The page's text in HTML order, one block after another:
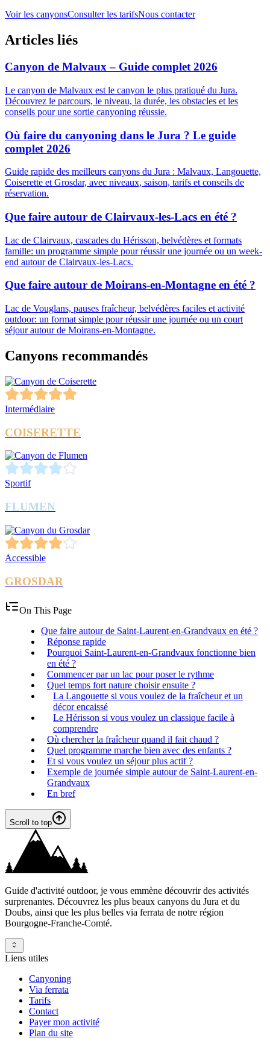
Voir les canyonsConsulter les tarifsNous contacter
Articles liés
Canyon de Malvaux – Guide complet 2026
Le canyon de Malvaux est le canyon le plus pratiqué du Jura.
Découvrez le parcours, le niveau, la durée, les obstacles et les
conseils pour une sortie canyoning réussie.
Où faire du canyoning dans le Jura ? Le guide
complet 2026
Guide rapide des meilleurs canyons du Jura : Malvaux, Langouette,
Coiserette et Grosdar, avec niveaux, saison, tarifs et conseils de
réservation.
Que faire autour de Clairvaux-les-Lacs en été ?
Lac de Clairvaux, cascades du Hérisson, belvédères et formats
famille: un programme simple pour réussir une journée ou un week-
end autour de Clairvaux-les-Lacs.
Que faire autour de Moirans-en-Montagne en été ?
Lac de Vouglans, pauses fraîcheur, belvédères faciles et activité
outdoor: un format simple pour réussir une journée ou un court
séjour autour de Moirans-en-Montagne.
Canyons recommandés
Intermédiaire
COISERETTE
Sportif
FLUMEN
Accessible
GROSDAR
On This Page
Que faire autour de Saint-Laurent-en-Grandvaux en été ?
Réponse rapide
Pourquoi Saint-Laurent-en-Grandvaux fonctionne bien
en été ?
Commencer par un lac pour poser le rythme
Quel temps fort nature choisir ensuite ?
La Langouette si vous voulez de la fraîcheur et un
décor encaissé
Le Hérisson si vous voulez un classique facile à
comprendre
Où chercher la fraîcheur quand il fait chaud ?
Quel programme marche bien avec des enfants ?
Et si vous voulez un séjour plus actif ?
Exemple de journée simple autour de Saint-Laurent-en-
Grandvaux
En bref
Scroll to top
Guide d'activité outdoor, je vous emmène découvrir des activités
surprenantes. Découvrez les plus beaux canyons du Jura et du
Doubs, ainsi que les plus belles via ferrata de notre région
Bourgogne-Franche-Comté.
Liens utiles
Canyoning
Via ferrata
Tarifs
Contact
Payer mon activité
Plan du site